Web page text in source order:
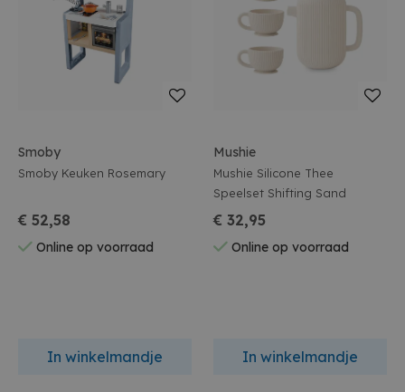
Smoby
Smoby Keuken Rosemary
€ 52,58
Online op voorraad
In winkelmandje
Mushie
Mushie Silicone Thee
Speelset Shifting Sand
€ 32,95
Online op voorraad
In winkelmandje